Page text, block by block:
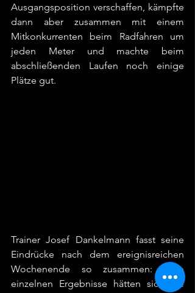
Ausgangsposition verschaffen, kämpfte
dann aber zusammen mit einem
Mitkonkurrenten beim Radfahren um
jeden Meter und machte beim
abschließenden Laufen noch einige
Plätze gut.
Trainer Josef Dankelmann fasst seine
Eindrücke nach dem ereignisreichen
Wochenende so zusammen: "Die
einzelnen Ergebnisse hätten sich die